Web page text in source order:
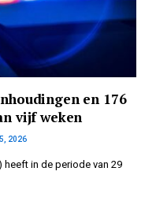
en 176
vijf weken
2026
heeft in de periode van 29